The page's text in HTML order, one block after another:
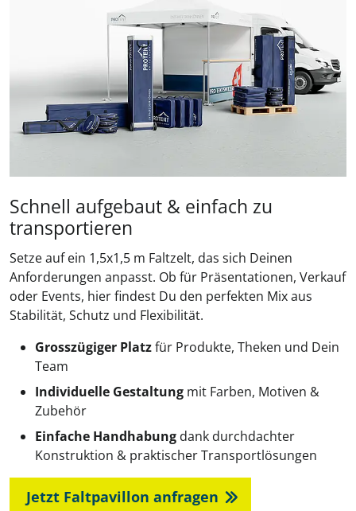
Schnell aufgebaut & einfach zu
transportieren
Setze auf ein 1,5x1,5 m Faltzelt, das sich Deinen
Anforderungen anpasst. Ob für Präsentationen, Verkauf
oder Events, hier findest Du den perfekten Mix aus
Stabilität, Schutz und Flexibilität.
Grosszügiger Platzfür Produkte, Theken und Dein
Team
Individuelle Gestaltung mit Farben, Motiven &
Zubehör
Einfache Handhabung dank durchdachter
Konstruktion & praktischer Transportlösungen
Jetzt Faltpavillon anfragen